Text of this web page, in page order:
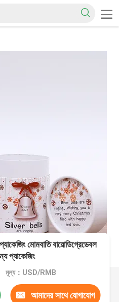
মোমবাতি বায়োডিগ্রেডেবল
প্যাকেজিং
মূল্য：USD/RMB
আমাদের সাথে যোগাযোগ